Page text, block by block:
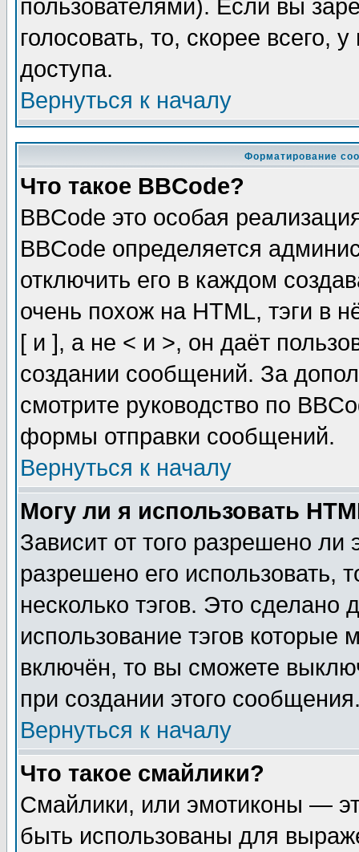
пользователями). Если вы
голосовать, то, скорее всего,
доступа.
Вернуться к началу
Форматирование
Что такое BBCode?
BBCode это особая
BBCode определяется
отключить его в каждом
очень похож на HTML, тэги в
[ и ], а не < и >, он даёт
создании сообщений. За
смотрите руководство по
формы отправки сообщений.
Вернуться к началу
Могу ли я использовать
Зависит от того разрешено
разрешено его использовать,
несколько тэгов. Это сделано
использование тэгов
включён, то вы сможете
при создании этого
Вернуться к началу
Что такое смайлики?
Смайлики, или эмотиконы —
быть использованы для